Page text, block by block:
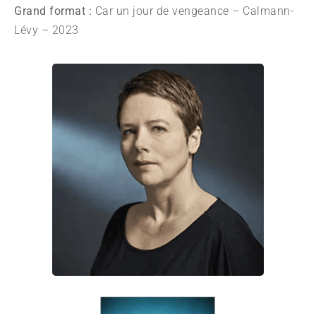
Grand format : Car un jour de vengeance – Calmann-
Lévy – 2023